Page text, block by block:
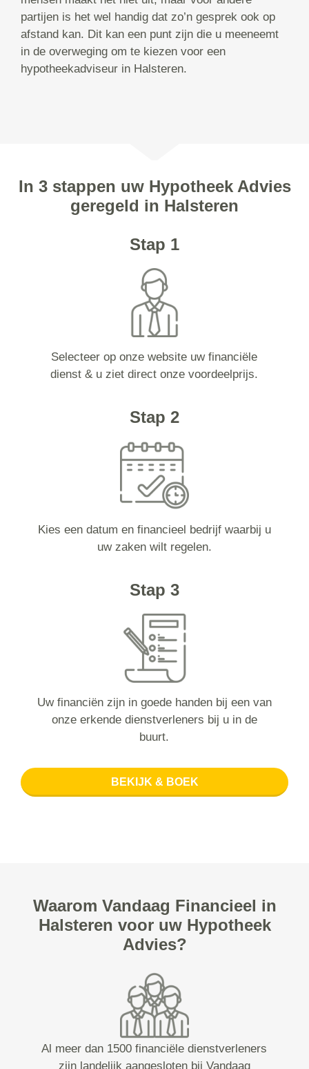
partijen is het wel handig dat zo’n gesprek ook op
afstand kan. Dit kan een punt zijn die u meeneemt
in de overweging om te kiezen voor een
hypotheekadviseur in Halsteren.
In 3 stappen uw Hypotheek Advies
geregeld in Halsteren
Stap 1
Selecteer op onze website uw financiële
dienst & u ziet direct onze voordeelprijs.
Stap 2
Kies een datum en financieel bedrijf waarbij u
uw zaken wilt regelen.
Stap 3
Uw financiën zijn in goede handen bij een van
onze erkende dienstverleners bij u in de
buurt.
BEKIJK & BOEK
Waarom Vandaag Financieel in
Halsteren voor uw Hypotheek
Advies?
Al meer dan 1500 financiële dienstverleners
zijn landelijk aangesloten bij Vandaag